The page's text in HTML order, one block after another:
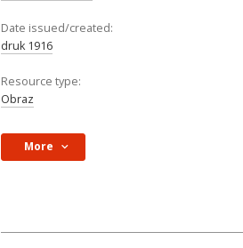
Date issued/created:
druk 1916
Resource type:
Obraz
More